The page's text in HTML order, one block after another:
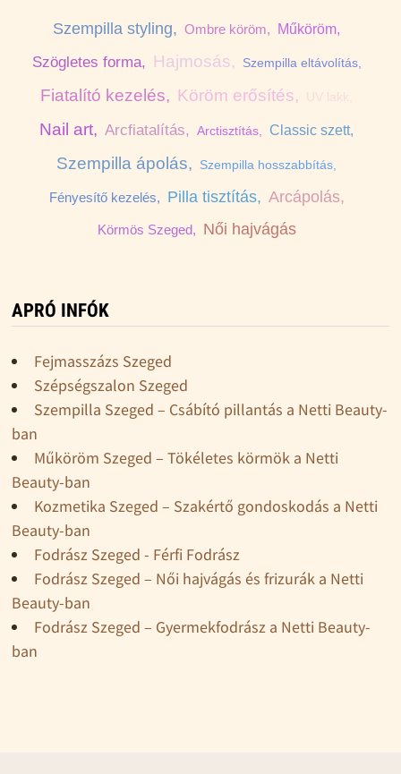
Szempilla styling, Ombre köröm, Műköröm,
Szögletes forma, Hajmosás, Szempilla eltávolítás,
Fiatalító kezelés, Köröm erősítés, UV lakk,
Nail art, Arcfiatalítás, Arctisztítás, Classic szett,
Szempilla ápolás, Szempilla hosszabbítás,
Fényesítő kezelés, Pilla tisztítás, Arcápolás,
Körmös Szeged, Női hajvágás
APRÓ INFÓK
Fejmasszázs Szeged
Szépségszalon Szeged
Szempilla Szeged – Csábító pillantás a Netti Beauty-
ban
Műköröm Szeged – Tökéletes körmök a Netti
Beauty-ban
Kozmetika Szeged – Szakértő gondoskodás a Netti
Beauty-ban
Fodrász Szeged - Férfi Fodrász
Fodrász Szeged – Női hajvágás és frizurák a Netti
Beauty-ban
Fodrász Szeged – Gyermekfodrász a Netti Beauty-
ban